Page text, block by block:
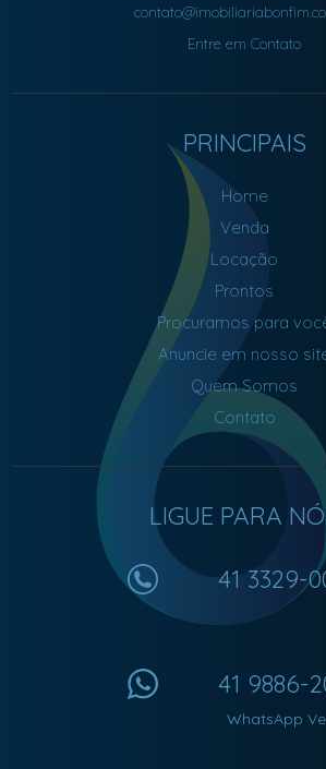
Entre em Contato
PRINCIPAIS
Home
Venda
Locação
Prontos
Procuramos para
Anuncie em nosso
Quem Somos
Contato
LIGUE PARA
41 3329-
41 9886-
WhatsApp